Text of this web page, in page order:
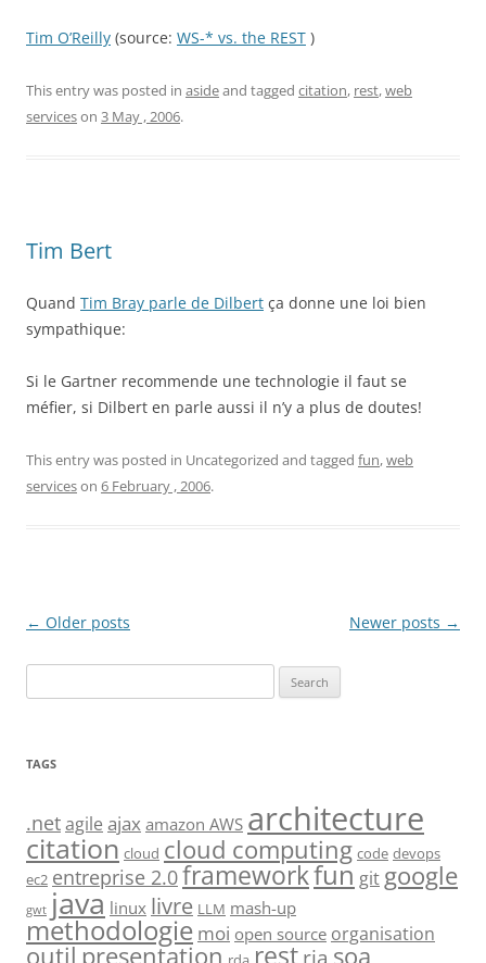
Tim O’Reilly (source: WS-* vs. the REST )
This entry was posted in asideand tagged citation, rest,web
serviceson 3 May , 2006.
Tim Bert
Quand Tim Bray parle de Dilbert ça donne une loi bien
sympathique:
Si le Gartner recommende une technologie il faut se
méfier, si Dilbert en parle aussi il n’y a plus de doutes!
This entry was posted in Uncategorized and tagged fun,web
serviceson 6 February , 2006.
Post
← Older posts Newer posts →
for:
TAGS
.netagile ajax amazon AWS architecture
citation cloud cloud computing code devops
ec2 entreprise 2.0frameworkfun git google
gwt java linux livre LLM mash-up
methodologie moi open source organisation
outil presentation rest soa